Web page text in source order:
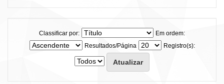
Classificar por:
Em ordem:
Resultados/Página
Registro(s):